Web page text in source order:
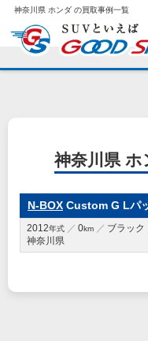
神奈川県 ホンダ の買取事例一覧
神奈川県 ホ
N-BOX Custom G Lパ
2012年式 0km ブラック
神奈川県